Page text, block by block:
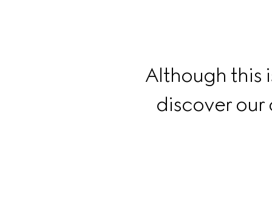
Although this
discover